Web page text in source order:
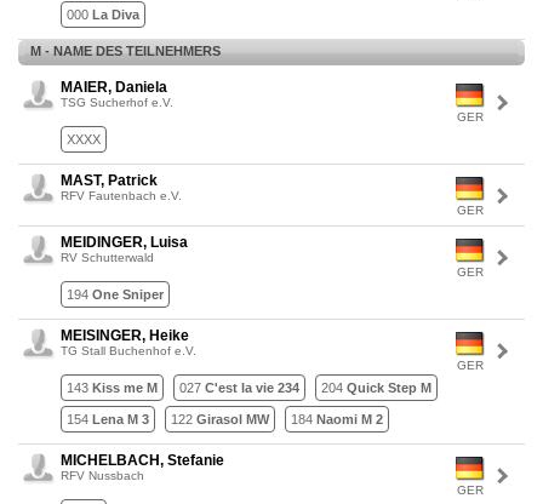
000 La Diva
M - NAME DES TEILNEHMERS
GER
MAIER, Daniela
TSG Sucherhof e.V.
XXXX
GER
MAST, Patrick
RFV Fautenbach e.V.
GER
MEIDINGER, Luisa
RV Schutterwald
194 One Sniper
GER
MEISINGER, Heike
TG Stall Buchenhof e.V.
143 Kiss me M 027 C'est la vie 234 204 Quick Step M
154 Lena M 3 122 Girasol MW 184 Naomi M 2
GER
MICHELBACH, Stefanie
RFV Nussbach